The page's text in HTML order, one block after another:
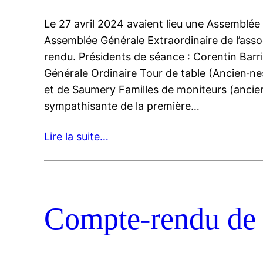
Le 27 avril 2024 avaient lieu une
Assemblée Générale Extraordinaire de
rendu. Présidents de séance : Corentin
Générale Ordinaire Tour de table
et de Saumery Familles de moniteurs
sympathisante de la première…
Lire la suite…
Compte-rendu